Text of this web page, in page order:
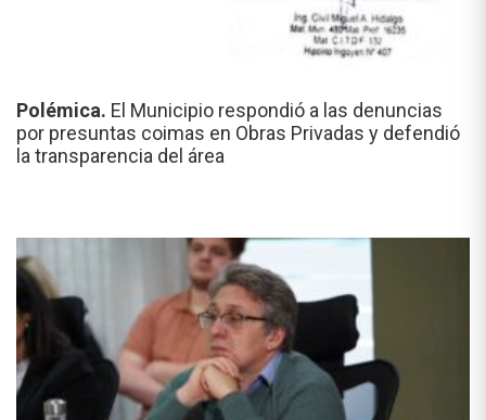
Polémica. El Municipio respondió a las denuncias
por presuntas coimas en Obras Privadas y defendió
la transparencia del área